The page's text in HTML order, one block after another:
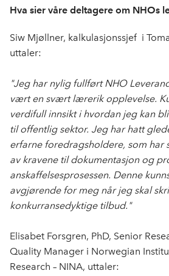
Hva sier våre deltagere om NHOs
Siw Mjøllner, kalkulasjonssjef i
uttaler:
"Jeg har nylig fullført NHO
vært en svært lærerik opplevelse.
verdifull innsikt i hvordan jeg kan
til offentlig sektor. Jeg har hatt
erfarne foredragsholdere, som har
av kravene til dokumentasjon og
anskaffelsesprosessen. Denne
avgjørende for meg når jeg skal
konkurransedyktige tilbud."
Elisabet Forsgren, PhD, Senior
Quality Manager i Norwegian
Research – NINA, uttaler: